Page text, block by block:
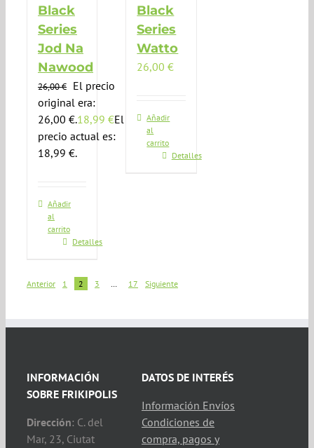
Black
Series
Jod Na
Nawood
26,00€ El precio
original era:
26,00 €.18,99 €El
precio actual es:
18,99 €.
Añadir
al
carrito
Detalles
Black
Series
Watto
26,00€
Añadir
al
carrito
Detalles
Anterior 1 2 3 … 17 Siguiente
INFORMACIÓN
SOBRE FRIKIPOLIS
Dirección: C. del
Mar, 23, Ciutat
DATOS DE INTERÉS
Información Envíos
Condiciones de
compra, pagos y